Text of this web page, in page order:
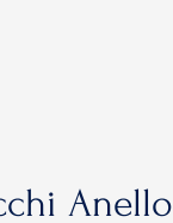
Anello